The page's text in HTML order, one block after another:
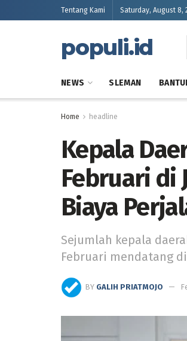
Tentang Kami Saturday, August 8,
populi.id
NEWS SLEMAN
Home headline
Kepala
Februari di
Biaya
Sejumlah kepala
Februari mendatang
BY GALIH PRIATMOJO